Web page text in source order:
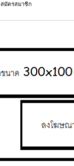
สมัครสมาชิก